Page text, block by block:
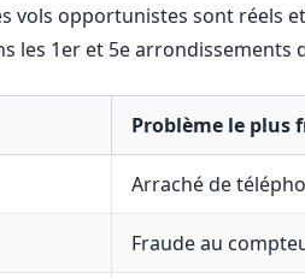
vols opportunistes sont
les 1er et 5e arrondissements
Problème le plus
Arraché de
Fraude au